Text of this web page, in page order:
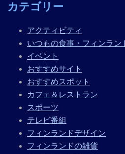
カテゴリー
アクティビティ
いつもの食事・フィンラン
イベント
おすすめサイト
おすすめスポット
カフェ＆レストラン
スポーツ
テレビ番組
フィンランドデザイン
フィンランドの雑貨